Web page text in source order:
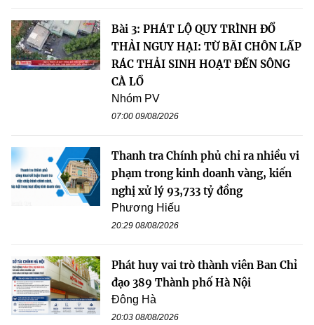
Bài 3: PHÁT LỘ QUY TRÌNH ĐỔ
THẢI NGUY HẠI: TỪ BÃI CHÔN LẤP
RÁC THẢI SINH HOẠT ĐẾN SÔNG
CÀ LỒ
Nhóm PV
07:00 09/08/2026
Thanh tra Chính phủ chỉ ra nhiều vi
phạm trong kinh doanh vàng, kiến
nghị xử lý 93,733 tỷ đồng
Phương Hiếu
20:29 08/08/2026
Phát huy vai trò thành viên Ban Chỉ
đạo 389 Thành phố Hà Nội
Đông Hà
20:03 08/08/2026